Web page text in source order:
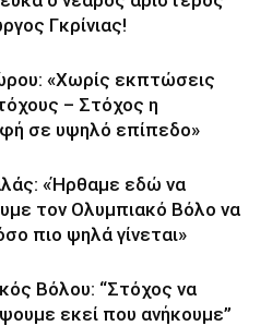
Γκρίνιας!
«Χωρίς εκπτώσεις
– Στόχος η
σε υψηλό επίπεδο»
«Ήρθαμε εδώ να
τον Ολυμπιακό Βόλο να
πιο ψηλά γίνεται»
Βόλου: “Στόχος να
εκεί που ανήκουμε”